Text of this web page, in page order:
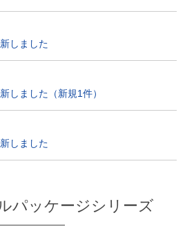
しました
しました（新規1件）
しました
パッケージシリーズ